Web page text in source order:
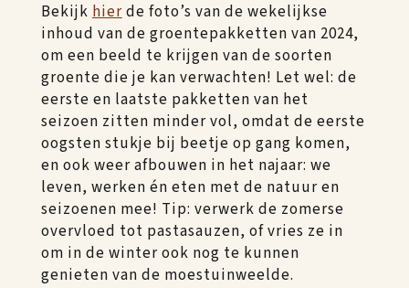
Bekijkhierde foto’s van de wekelijkse
inhoud van de groentepakketten van 2024,
om een beeld te krijgen van de soorten
groente die je kan verwachten! Let wel: de
eerste en laatste pakketten van het
seizoen zitten minder vol, omdat de eerste
oogsten stukje bij beetje op gang komen,
en ook weer afbouwen in het najaar: we
leven, werken én eten met de natuur en
seizoenen mee! Tip: verwerk de zomerse
overvloed tot pastasauzen, of vries ze in
om in de winter ook nog te kunnen
genieten van de moestuinweelde.